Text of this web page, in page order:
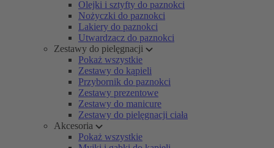
Olejki i sztyfty do paznokci
Nożyczki do paznokci
Lakiery do paznokci
Utwardzacz do paznokci
Zestawy do pielęgnacji
Pokaż wszystkie
Zestawy do kąpieli
Przybornik do paznokci
Zestawy prezentowe
Zestawy do manicure
Zestawy do pielęgnacji ciała
Akcesoria
Pokaż wszystkie